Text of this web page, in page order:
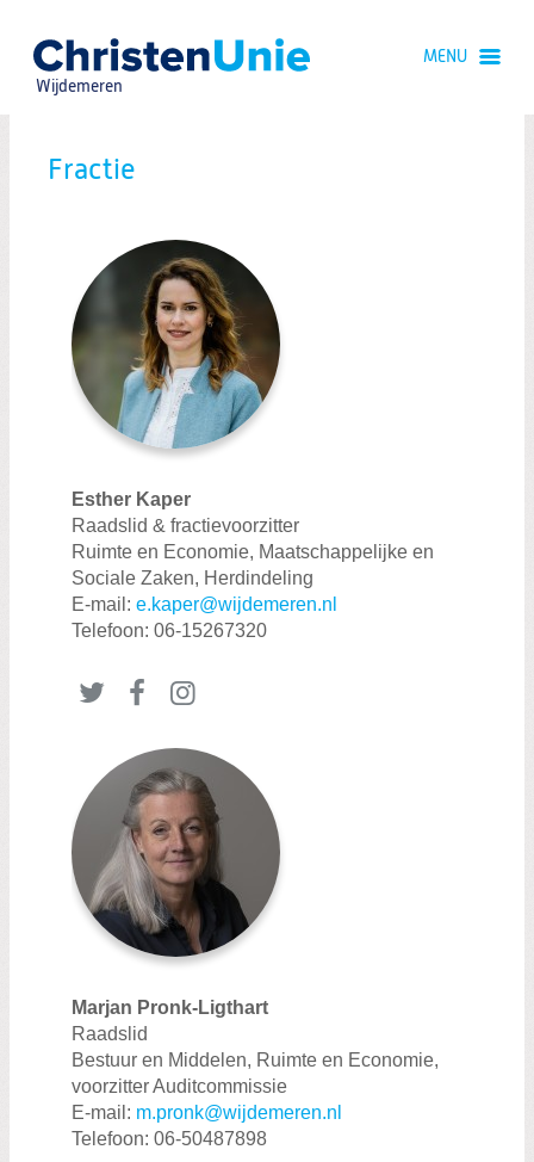
Spring
naar
Wijdemeren
MENU
Zoeken
Fractie
Esther Kaper
Raadslid & fractievoorzitter
Ruimte en Economie, Maatschappelijke en
Sociale Zaken, Herdindeling
E-mail: e.kaper@wijdemeren.nl
Telefoon: 06-15267320
TwitterFacebook
Marjan Pronk-Ligthart
Raadslid
Bestuur en Middelen, Ruimte en Economie,
voorzitter Auditcommissie
E-mail: m.pronk@wijdemeren.nl
Telefoon: 06-50487898